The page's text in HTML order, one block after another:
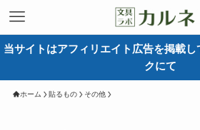
当サイトはアフィリエイト広告を掲載
クにて
ホーム 貼るもの その他